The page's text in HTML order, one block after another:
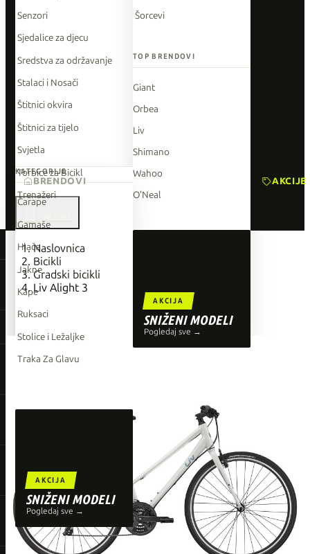
Senzori
Sjedalice za djecu
Sredstva za održavanje
Stalaci i Nosači
Štitnici okvira
Štitnici za tijelo
Svjetla
Torbice za Bicikl
Trenažeri
Giant
Orbea
Liv
Shimano
Wahoo
AKCIJA
SNIŽENI MODELI
Pogledaj sve →
Šorcevi
TOP BRENDOVI
Giant
Orbea
Liv
Shimano
Wahoo
O'Neal
AKCIJA
SNIŽENI MODELI
Pogledaj sve →
KATEGORIJE
Čarape
Gamaše
Hlače
Jakne
Kape
Ruksaci
Stolice i Ležaljke
Traka Za Glavu
Liv
Shimano
Wahoo
O'Neal
BRENDOVI AKCIJE

Naslovnica
Bicikli
Gradski bicikli
Liv Alight 3